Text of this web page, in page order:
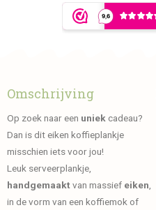
Omschrijving
Op zoek naar een uniek cadeau?
Dan is dit eiken koffieplankje
misschien iets voor jou!
Leuk serveerplankje,
handgemaakt van massief eiken
in de vorm van een koffiemok of